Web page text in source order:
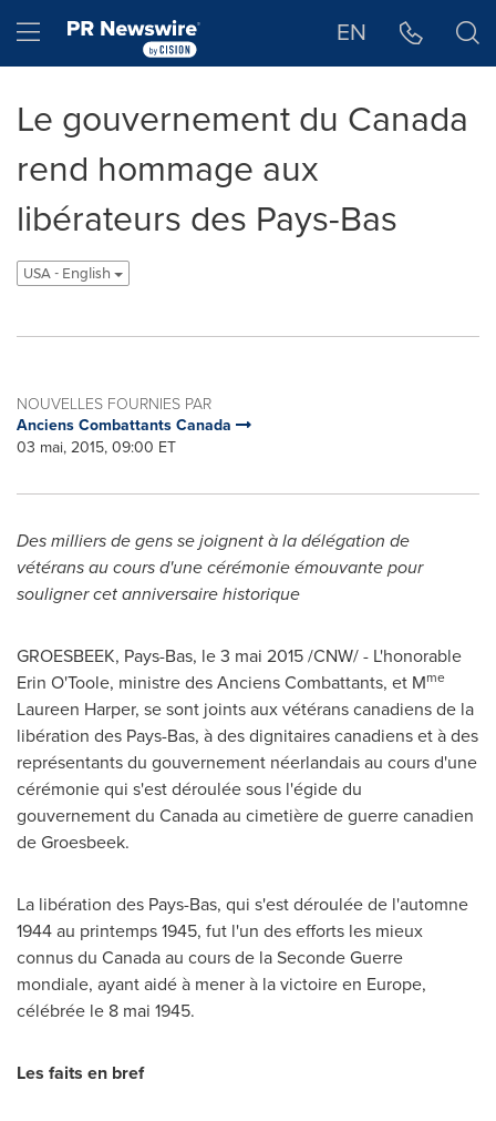
Hamburger menu EN
Le gouvernement du Canada
rend hommage aux
libérateurs des Pays-Bas
USA - English
NOUVELLES FOURNIES PAR
Anciens Combattants Canada
03 mai, 2015, 09:00 ET
Des milliers de gens se joignent à la délégation de
vétérans au cours d'une cérémonie émouvante pour
souligner cet anniversaire historique
GROESBEEK, Pays-Bas, le 3 mai 2015 /CNW/ - L'honorable
Erin O'Toole, ministre des Anciens Combattants, et Mme
Laureen Harper, se sont joints aux vétérans canadiens de la
libération des Pays-Bas, à des dignitaires canadiens et à des
représentants du gouvernement néerlandais au cours d'une
cérémonie qui s'est déroulée sous l'égide du
gouvernement du Canadaau cimetière de guerre canadien
de Groesbeek.
La libération des Pays-Bas, qui s'est déroulée de l'automne
1944 au printemps 1945, fut l'un des efforts les mieux
connus du Canadaau cours de la Seconde Guerre
mondiale, ayant aidé à mener à la victoire en Europe,
célébrée le 8 mai 1945.
Les faits en bref